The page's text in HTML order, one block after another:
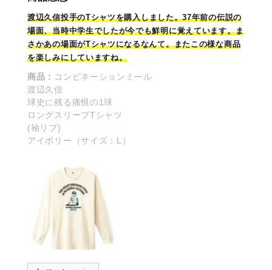
渡辺久信投手のTシャツを購入しました。37年前の伝説の
場面、当時中学生でしたが今でも鮮明に覚えています。ま
さかあの場面がTシャツになるなんて。またこの様な商品
を楽しみにしていますね。
商品： コンビネーションミール
渡辺久信
球史に残る痛恨の1球
ロングスリーブTシャツ
(袖リブ)
アイボリー（サイズ：L）